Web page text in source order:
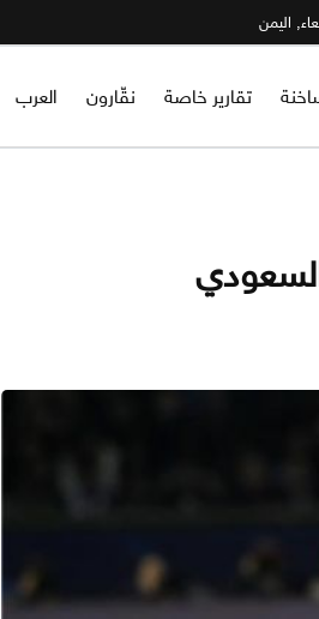
تقارير خاصة نقّارون العرب